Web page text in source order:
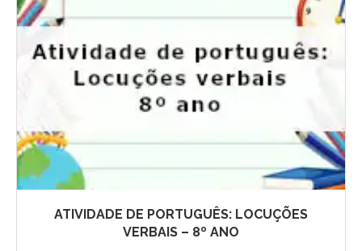
ATIVIDADE DE PORTUGUÊS: LOCUÇÕES
VERBAIS – 8º ANO